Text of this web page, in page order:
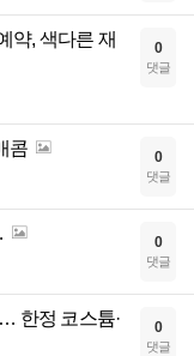
약, 색다른 재
0
댓글
콤 0
댓글
0
댓글
한정 코스튬·
0
댓글